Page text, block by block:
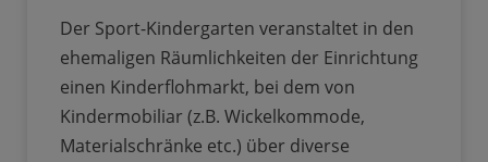
Der Sport-Kindergarten veranstaltet in den
ehemaligen Räumlichkeiten der Einrichtung
einen Kinderflohmarkt, bei dem von
Kindermobiliar (z.B. Wickelkommode,
Materialschränke etc.) über diverse